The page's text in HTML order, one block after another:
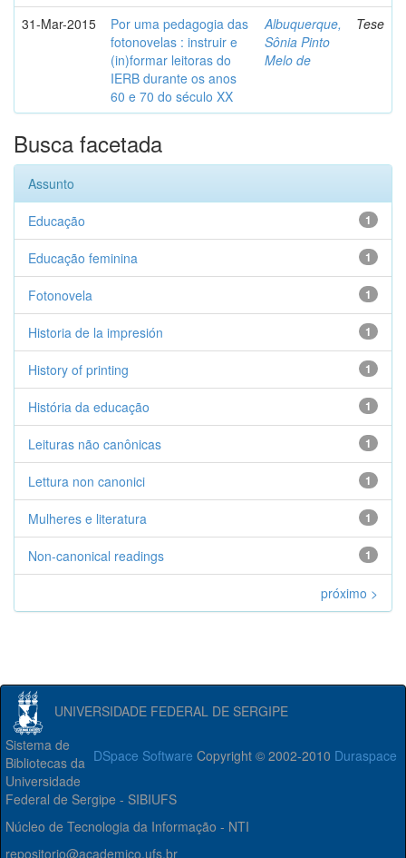
31-Mar-2015
Por uma pedagogia das
fotonovelas : instruir e
(in)formar leitoras do
IERB durante os anos
60 e 70 do século XX
Albuquerque,
Sônia Pinto
Melo de
Tese
Busca facetada
Assunto
1
Educação
1
Educação feminina
1
Fotonovela
1
Historia de la impresión
1
History of printing
1
História da educação
1
Leituras não canônicas
1
Lettura non canonici
1
Mulheres e literatura
1
Non-canonical readings
próximo >
UNIVERSIDADE FEDERAL DE SERGIPE
DSpace Software Copyright © 2002-2010 Duraspace
Sistema de
Bibliotecas da
Universidade
Federal de Sergipe - SIBIUFS
Núcleo de Tecnologia da Informação - NTI
repositorio@academico.ufs.br